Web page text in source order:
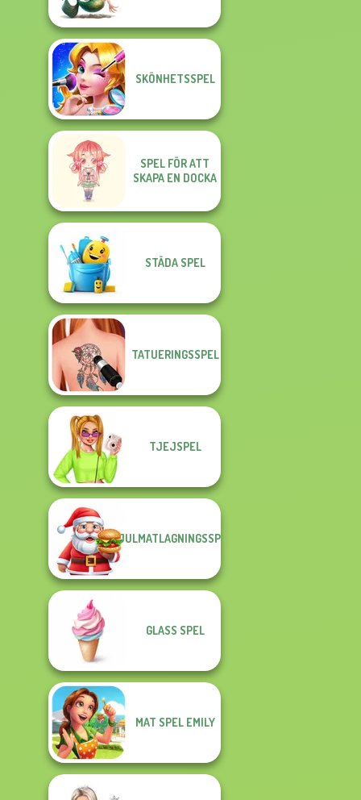
SKÖNHETSSPEL
SPEL FÖR ATT
SKAPA EN DOCKA
STÄDA SPEL
TATUERINGSSPEL
TJEJSPEL
JULMATLAGNINGSSPEL
GLASS SPEL
MAT SPEL EMILY